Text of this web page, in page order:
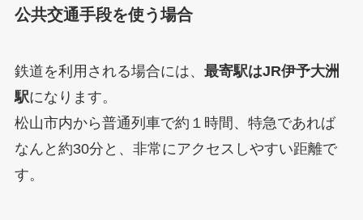
公共交通手段を使う場合
鉄道を利用される場合には、 最寄駅はJR伊予大洲
駅になります。
松山市内から普通列車で約１時間、特急であれば
なんと約30分と、非常にアクセスしやすい距離で
す。